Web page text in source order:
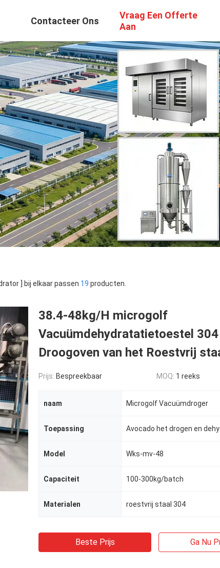
Contacteer Ons
Vraag Een Offerte
Aan
] bij elkaar passen 19 producten.
38.4-48kg/H microgolf
Vacuümdehydratatietoestel
Droogoven van het Roestvrij
Prijs: Bespreekbaar MOQ: 1 reeks
naam Microgolf Vacuümdroger
Toepassing Avocado het drogen en
Model Wks-mv-48
Capaciteit 100-300kg/batch
Materialen roestvrij staal 304
Beste Prijs Ga Nu